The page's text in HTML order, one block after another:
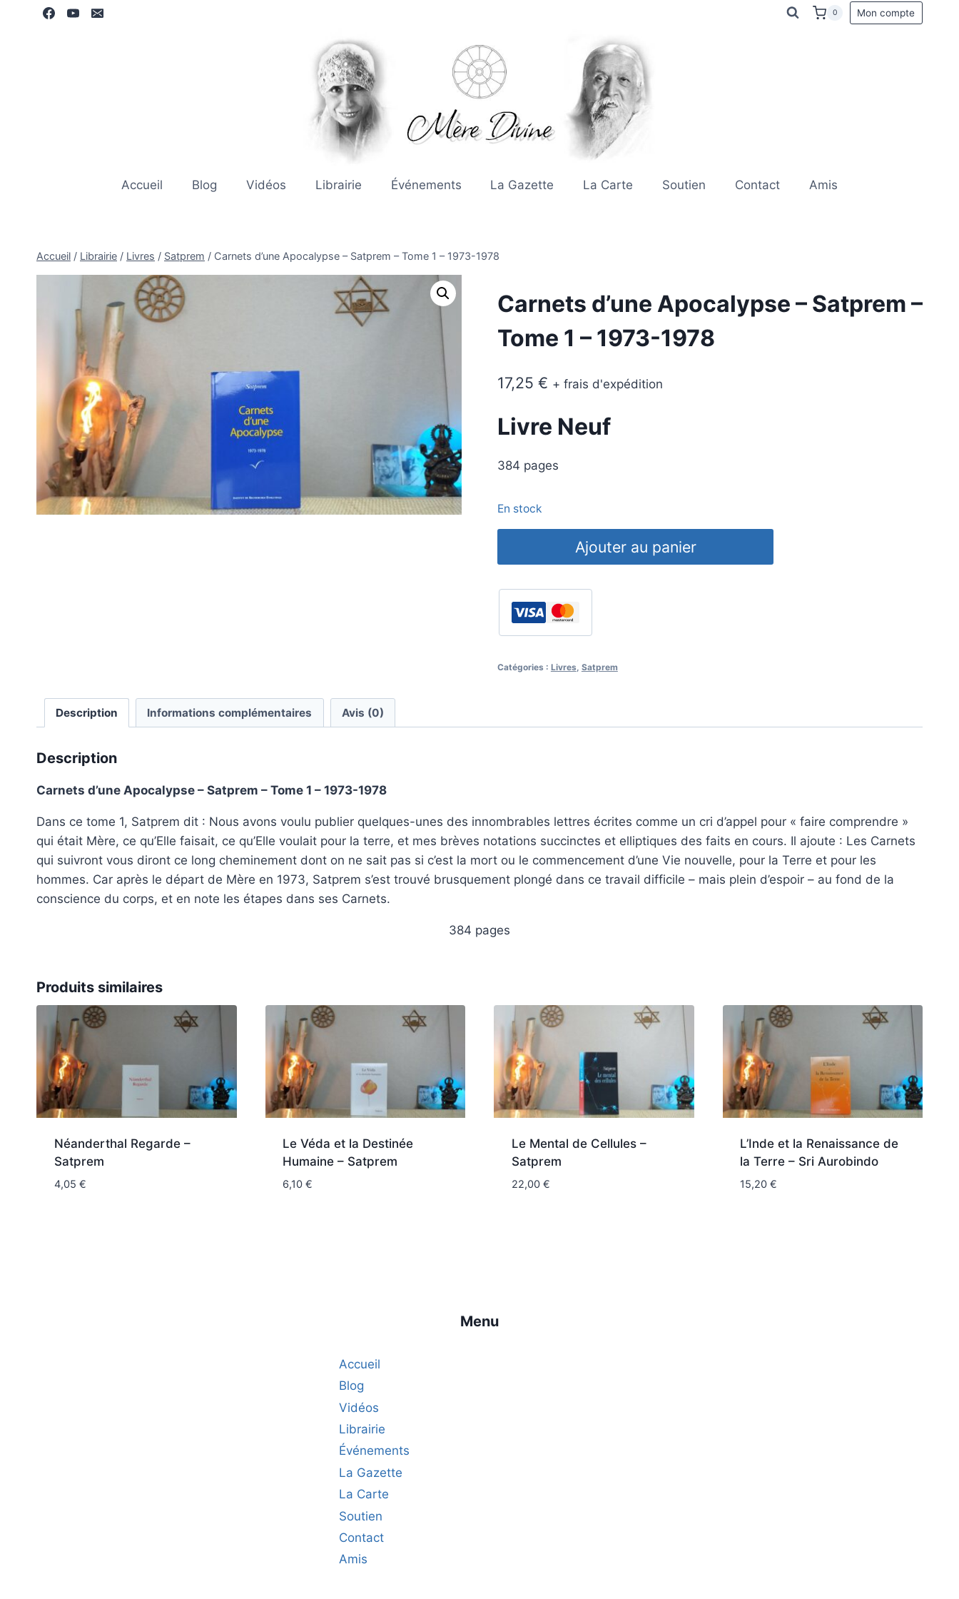
0 Mon compte
Accueil Blog Vidéos Librairie Événements La Gazette La Carte Soutien Contact Amis
Accueil / Librairie / Livres / Satprem / Carnets d’une Apocalypse – Satprem – Tome 1 – 1973-1978
Carnets d’une Apocalypse – Satprem –
Tome 1 – 1973-1978
17,25 € + frais d'expédition
Livre Neuf
384 pages
En stock
d'une
Apocalypse
-
-
-
Ajouter au panier
Catégories : Livres Satprem
Description Informations complémentaires Avis (0)
Description
Carnets d’une Apocalypse – Satprem – Tome 1 – 1973-1978
Dans ce tome 1, Satprem dit : Nous avons voulu publier quelques-unes des innombrables lettres écrites comme un cri d’appel pour « faire comprendre »
qui était Mère, ce qu’Elle faisait, ce qu’Elle voulait pour la terre, et mes brèves notations succinctes et elliptiques des faits en cours. Il ajoute : Les Carnets
qui suivront vous diront ce long cheminement dont on ne sait pas si c’est la mort ou le commencement d’une Vie nouvelle, pour la Terre et pour les
hommes. Car après le départ de Mère en 1973, Satprem s’est trouvé brusquement plongé dans ce travail difficile – mais plein d’espoir – au fond de la
conscience du corps, et en note les étapes dans ses Carnets.
384 pages
Produits similaires
Néanderthal Regarde –
Satprem
4,05 €
Le Véda et la Destinée
Humaine – Satprem
6,10 €
Le Mental de Cellules –
Satprem
22,00 €
L’Inde et la Renaissance de
la Terre – Sri Aurobindo
15,20 €
Menu
Accueil
Blog
Vidéos
Librairie
Événements
La Gazette
La Carte
Soutien
Contact
Amis